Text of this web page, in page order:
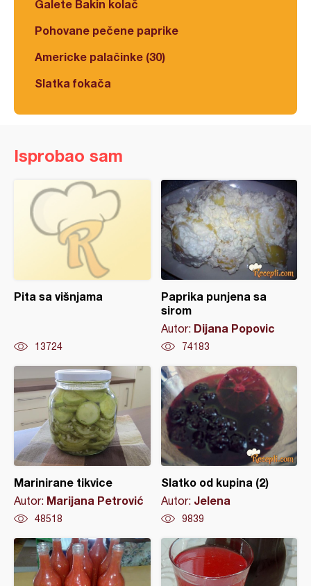
Galete Bakin kolač
Pohovane pečene paprike
Americke palačinke (30)
Slatka fokača
Isprobao sam
Pita sa višnjama
13724
Paprika punjena sa
sirom
Autor: Dijana Popovic
74183
Marinirane tikvice
Autor: Marijana Petrović
48518
Slatko od kupina (2)
Autor: Jelena
9839